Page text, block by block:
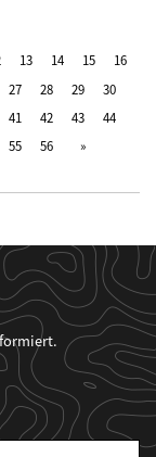
13 14 15
16
27 28 29
30
41 42 43
44
55 56